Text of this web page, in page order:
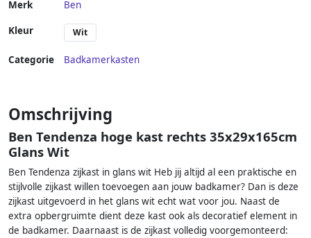
Merk Ben
Kleur Wit
Categorie Badkamerkasten
Omschrijving
Ben Tendenza hoge kast rechts 35x29x165cm
Glans Wit
Ben Tendenza zijkast in glans wit Heb jij altijd al een praktische en
stijlvolle zijkast willen toevoegen aan jouw badkamer? Dan is deze
zijkast uitgevoerd in het glans wit echt wat voor jou. Naast de
extra opbergruimte dient deze kast ook als decoratief element in
de badkamer. Daarnaast is de zijkast volledig voorgemonteerd: